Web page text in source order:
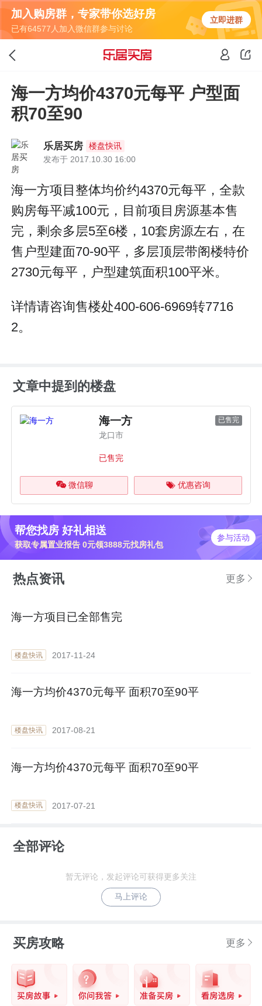
加入购房群，专家带你选好房
已有64577人加入微信群参与讨论
立即进群
海一方均价4370元每平 户型面
积70至90
乐居买房
楼盘快讯
发布于 2017.10.30 16:00
海一方项目整体均价约4370元每平，全款
购房每平减100元，目前项目房源基本售
完，剩余多层5至6楼，10套房源左右，在
售户型建面70-90平，多层顶层带阁楼特价
2730元每平，户型建筑面积100平米。
详情请咨询售楼处400-606-6969转7716
2。
文章中提到的楼盘
海一方 已售完
龙口市
已售完
微信聊 优惠咨询
帮您找房 好礼相送
获取专属置业报告 0元领3888元找房礼包
参与活动
热点资讯 更多
海一方项目已全部售完
楼盘快讯 2017-11-24
海一方均价4370元每平 面积70至90平
楼盘快讯 2017-08-21
海一方均价4370元每平 面积70至90平
楼盘快讯 2017-07-21
全部评论
暂无评论，发起评论可获得更多关注
马上评论
买房攻略 更多